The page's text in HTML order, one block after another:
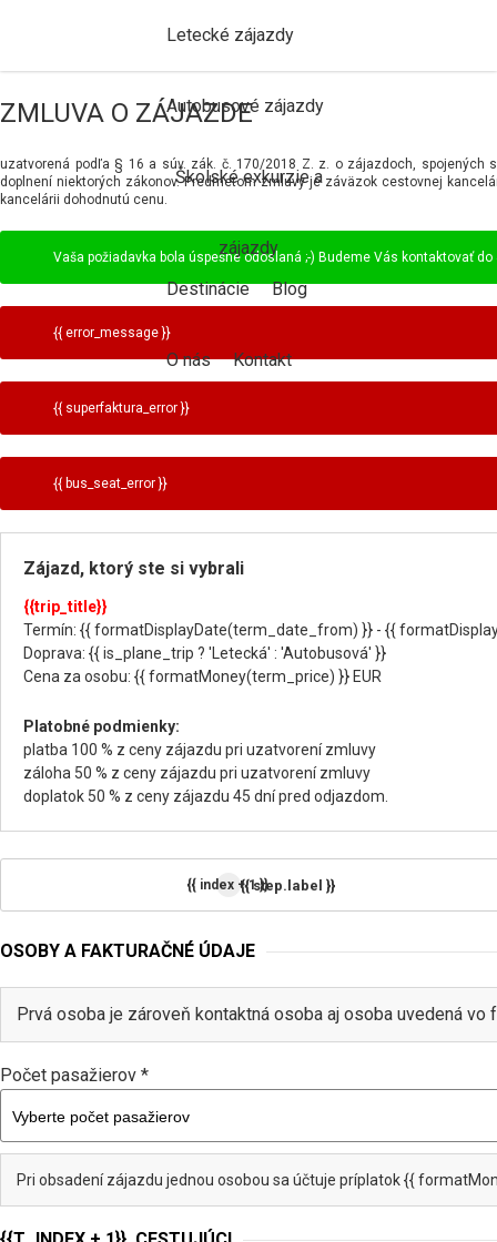
Letecké zájazdy
Autobusové zájazdy
Školské exkurzie a
zájazdy
Destinácie
Blog
O nás Kontakt
ZMLUVA O ZÁJAZDE
uzatvorená podľa § 16 a súv. zák. č. 170/2018 Z. z. o zájazdoch, spojených
doplnení niektorých zákonov. Predmetom zmluvy je záväzok cestovnej
kancelárii dohodnutú cenu.
Vaša požiadavka bola úspešne odoslaná ;-) Budeme Vás kontaktovať do
{{ error_message }}
{{ superfaktura_error }}
{{ bus_seat_error }}
Zájazd, ktorý ste si vybrali
{{trip_title}}
Termín: {{ formatDisplayDate(term_date_from) }} - {{
Doprava: {{ is_plane_trip ? 'Letecká' : 'Autobusová' }}
Cena za osobu: {{ formatMoney(term_price) }} EUR
Platobné podmienky:
platba 100 % z ceny zájazdu pri uzatvorení zmluvy
záloha 50 % z ceny zájazdu pri uzatvorení zmluvy
doplatok 50 % z ceny zájazdu 45 dní pred odjazdom.
{{ index + 1 }}{{ step.label }}
OSOBY A FAKTURAČNÉ ÚDAJE
Prvá osoba je zároveň kontaktná osoba aj osoba uvedená vo
Počet pasažierov *
Pri obsadení zájazdu jednou osobou sa účtuje príplatok {{